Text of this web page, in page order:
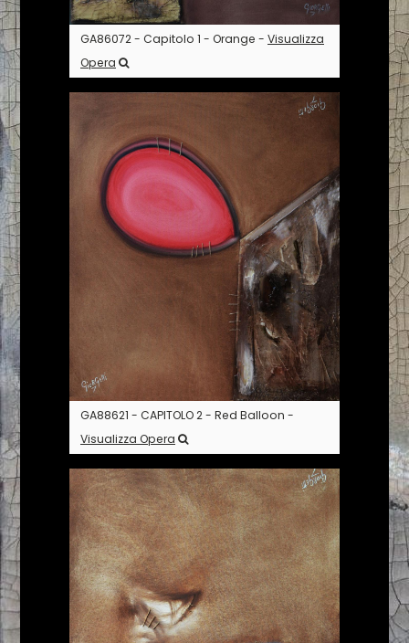
GA86072 - Capitolo 1 - Orange - Visualizza
Opera
GA88621 - CAPITOLO 2 - Red Balloon -
Visualizza Opera